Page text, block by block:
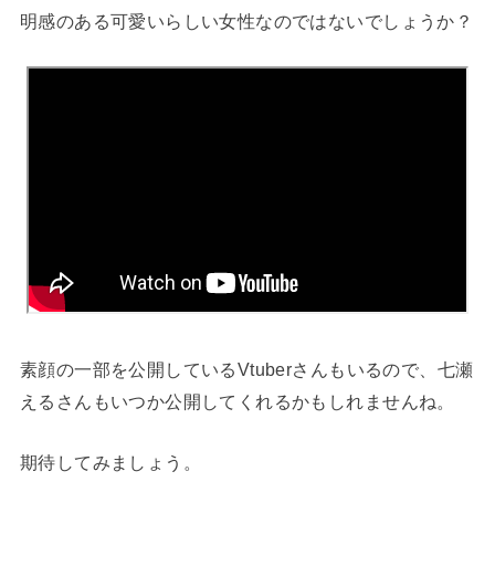
明感のある可愛いらしい女性なのではないでしょうか？
素顔の一部を公開しているVtuberさんもいるので、七瀬
えるさんもいつか公開してくれるかもしれませんね。
期待してみましょう。